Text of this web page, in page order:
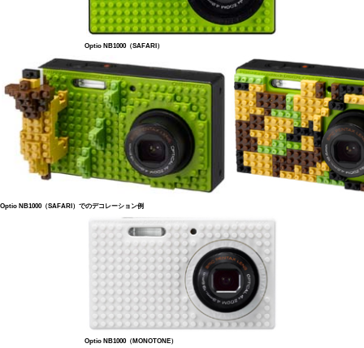
Optio NB1000（SAFARI）
Optio NB1000（SAFARI）でのデコレーション例
Optio NB1000（MONOTONE）